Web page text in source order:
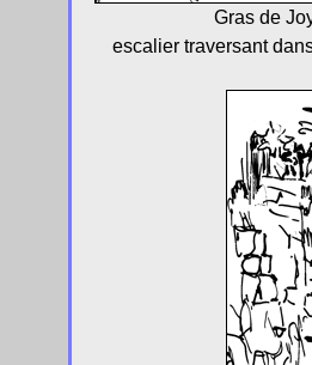
Gras de
escalier traversant